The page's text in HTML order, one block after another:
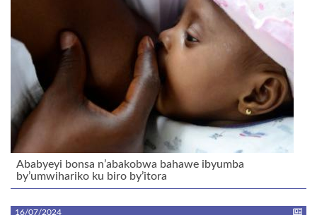
Ababyeyi bonsa n’abakobwa bahawe ibyumba
by’umwihariko ku biro by’itora
16/07/2024